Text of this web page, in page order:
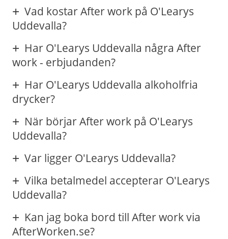
Vad kostar After work på O'Learys
Uddevalla?
Har O'Learys Uddevalla några After
work - erbjudanden?
Har O'Learys Uddevalla alkoholfria
drycker?
När börjar After work på O'Learys
Uddevalla?
Var ligger O'Learys Uddevalla?
Vilka betalmedel accepterar O'Learys
Uddevalla?
Kan jag boka bord till After work via
AfterWorken.se?